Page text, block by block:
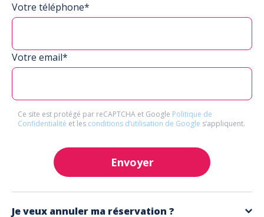
Votre téléphone*
Votre email*
Ce site est protégé par reCAPTCHA et Google Politique de
Confidentialité et les conditions d’utilisation de Google s’appliquent.
Envoyer
Je veux annuler ma réservation ?